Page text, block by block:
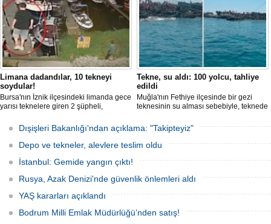
Limana dadandılar, 10 tekneyi
soydular!
Bursa'nın İznik ilçesindeki limanda gece
yarısı teknelere giren 2 şüpheli,
çaldı. Olay, güvenlik kameralarına
yansıdı, tekne sahiplerinin ihbarıyla
jandarma inceleme başlattı.
Tekne, su aldı: 100 yolcu, tahliye
edildi
Muğla'nın Fethiye ilçesinde bir gezi
teknesinin su alması sebebiyle, teknede
teknenin batmaması için bölgede
kurtarma çalışması başlatıldı.
Dışişleri Bakanlığı'ndan açıklama: "Takipteyiz"
Depo ve tekneler, alevlere teslim oldu
İstanbul: Gemide yangın çıktı!
Rusya, Azak Denizi'nde güvenlik önlemleri aldı
YAŞ kararları açıklandı
Bodrum Milli Emlak Müdürlüğü’nden satış!